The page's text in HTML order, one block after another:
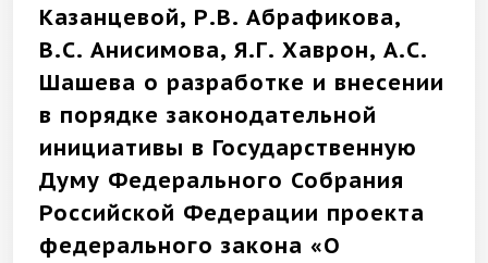
Казанцевой, Р.В. Абрафикова,
B.C. Анисимова, Я.Г. Хаврон, А.С.
Шашева о разработке и внесении
в порядке законодательной
инициативы в Государственную
Думу Федерального Собрания
Российской Федерации проекта
федерального закона «О